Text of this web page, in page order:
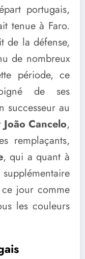
portugais,
tenue à Faro.
de la défense,
de nombreux
période, ce
de ses
successeur au
João Cancelo,
remplaçants,
, qui a quant à
jour comme
les couleurs